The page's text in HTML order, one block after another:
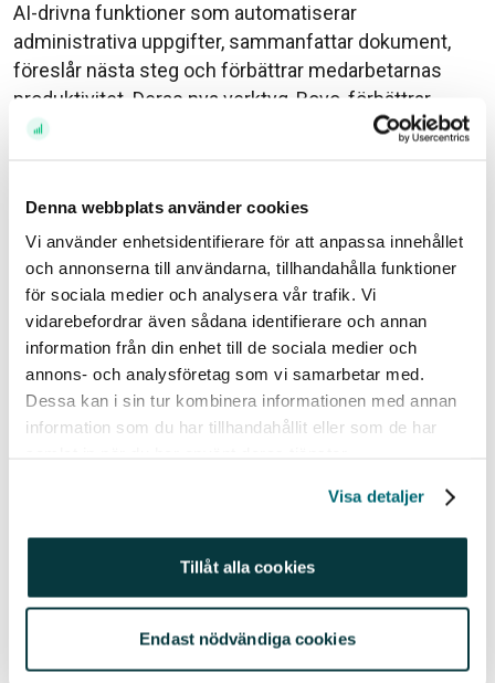
Denna webbplats använder cookies
Vi använder enhetsidentifierare för att anpassa innehållet
och annonserna till användarna, tillhandahålla funktioner
för sociala medier och analysera vår trafik. Vi
vidarebefordrar även sådana identifierare och annan
information från din enhet till de sociala medier och
annons- och analysföretag som vi samarbetar med.
Dessa kan i sin tur kombinera informationen med annan
information som du har tillhandahållit eller som de har
Visa detaljer
Tillåt alla cookies
Endast nödvändiga cookies
AI-drivna funktioner som automatiserar
administrativa uppgifter, sammanfattar dokument,
föreslår nästa steg och förbättrar medarbetarnas
produktivitet. Deras nya verktyg, Rovo, förbättrar
sökning, chatt och arbetsflödesautomatisering.
positionerat för att gynnas när AI blir en integrerad del
av modern arbetsplatsproduktivitet. Utrullningen av
AI-verktyg inom deras produktportfölj stärker
ytterligare deras värdeerbjudande. I pilotprogram de
genomfört har fördelarna varit tydliga – 88 % av
deltagarna rapporterade att de kunde spara minst en
timme per vecka [3]. Dessa data ligger i linje med de
tillväxtförväntningar vi har för företaget, vilka är
tvåsiffriga årligen på lång sikt.
nödvändighet: företag med dominerande positioner,
höga inträdesbarriärer och produkter som kunderna
inte kan vara utan. Dessa verksamheter erbjuder ofta
mer stabila intäktsströmmar, högre motståndskraft